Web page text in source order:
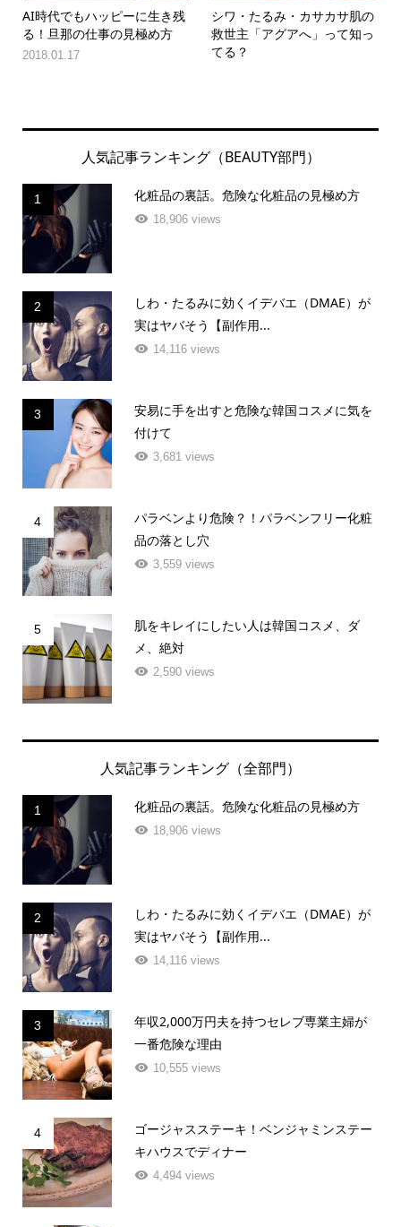
AI時代でもハッピーに生き残
る！旦那の仕事の見極め方
2018.01.17
シワ・たるみ・カサカサ肌の
救世主「アグアへ」って知っ
てる？
人気記事ランキング（BEAUTY部門）
1 化粧品の裏話。危険な化粧品の見極め方
18,906 views
2
しわ・たるみに効くイデバエ（DMAE）が
実はヤバそう【副作用...
14,116 views
3
安易に手を出すと危険な韓国コスメに気を
付けて
3,681 views
4
パラベンより危険？！パラベンフリー化粧
品の落とし穴
3,559 views
5
肌をキレイにしたい人は韓国コスメ、ダ
メ、絶対
2,590 views
人気記事ランキング（全部門）
1 化粧品の裏話。危険な化粧品の見極め方
18,906 views
2
しわ・たるみに効くイデバエ（DMAE）が
実はヤバそう【副作用...
14,116 views
3
年収2,000万円夫を持つセレブ専業主婦が
一番危険な理由
10,555 views
4
ゴージャスステーキ！ベンジャミンステー
キハウスでディナー
4,494 views